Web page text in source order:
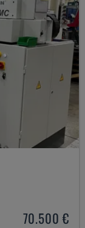
70.500 €